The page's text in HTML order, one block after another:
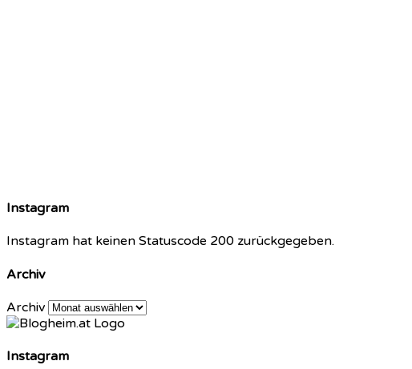
Instagram
Instagram hat keinen Statuscode 200 zurückgegeben.
Archiv
Archiv
Instagram